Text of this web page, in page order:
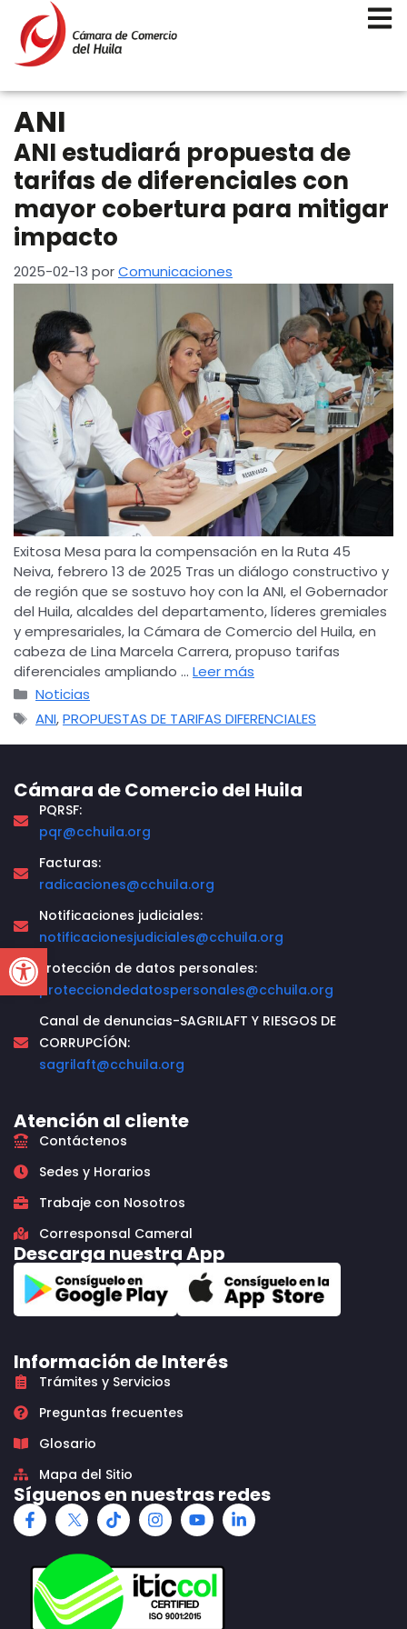
Open toolbar
ANI
ANI estudiará propuesta de
tarifas de diferenciales con
mayor cobertura para mitigar
impacto
2025-02-13 porComunicaciones
Exitosa Mesa para la compensación en la Ruta 45
Neiva, febrero 13 de 2025 Tras un diálogo constructivo y
de región que se sostuvo hoy con la ANI, el Gobernador
del Huila, alcaldes del departamento, líderes gremiales
y empresariales, la Cámara de Comercio del Huila, en
cabeza de Lina Marcela Carrera, propuso tarifas
diferenciales ampliando … Leer más
Noticias
ANI,PROPUESTAS DE TARIFAS DIFERENCIALES
Cámara de Comercio del Huila
PQRSF:
pqr@cchuila.org
Facturas:
radicaciones@cchuila.org
Notificaciones judiciales:
notificacionesjudiciales@cchuila.org
Protección de datos personales:
protecciondedatospersonales@cchuila.org
Canal de denuncias-SAGRILAFT Y RIESGOS DE
CORRUPCÍÓN:
sagrilaft@cchuila.org
Atención al cliente
Contáctenos
Sedes y Horarios
Trabaje con Nosotros
Corresponsal Cameral
Descarga nuestra App
Información de Interés
Trámites y Servicios
Preguntas frecuentes
Glosario
Mapa del Sitio
Síguenos en nuestras redes